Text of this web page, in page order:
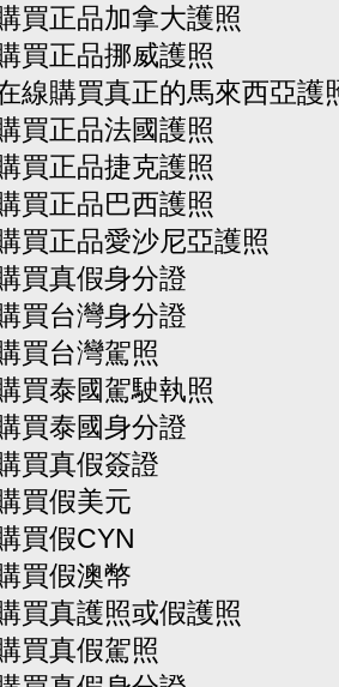
買正品加拿大護照
買正品挪威護照
線購買真正的馬來西亞護
買正品法國護照
買正品捷克護照
買正品巴西護照
買正品愛沙尼亞護照
買真假身分證
買台灣身分證
買台灣駕照
買泰國駕駛執照
買泰國身分證
買真假簽證
買假美元
買假CYN
買假澳幣
買真護照或假護照
買真假駕照